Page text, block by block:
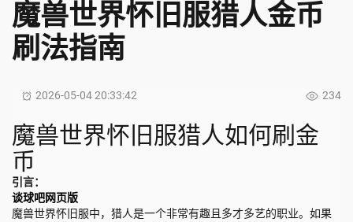
魔兽世界怀旧服猎人金币
刷法指南
2026-05-04 20:33:42 234
魔兽世界怀旧服猎人如何刷金
币
引言：
谈球吧网页版
魔兽世界怀旧服中，猎人是一个非常有趣且多才多艺的职业。如果